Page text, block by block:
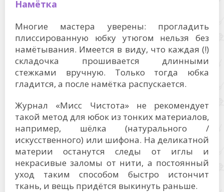
Намётка
Многие мастера уверены: прогладить
плиссированную юбку утюгом нельзя без
намётывания. Имеется в виду, что каждая (!)
складочка прошивается длинными
стежками вручную. Только тогда юбка
гладится, а после намётка распускается.
Журнал «Мисс Чистота» не рекомендует
такой метод для юбок из тонких материалов,
например, шёлка (натурального /
искусственного) или шифона. На деликатной
материи останутся следы от иглы и
некрасивые заломы от нити, а постоянный
уход таким способом быстро истончит
ткань, и вещь придётся выкинуть раньше.